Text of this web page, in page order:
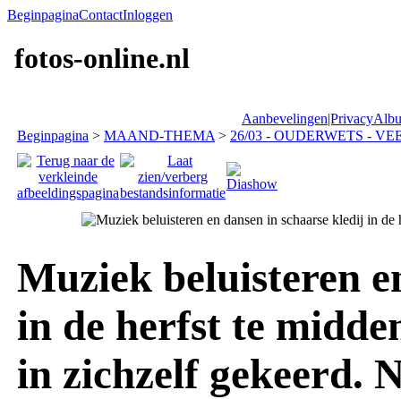
BeginpaginaContactInloggen
fotos-online.nl
Aanbevelingen|Privacy
Beginpagina > MAAND-THEMA > 26/03 - OUDERWETS -
Muziek beluisteren
in de herfst te
in zichzelf gekeerd.